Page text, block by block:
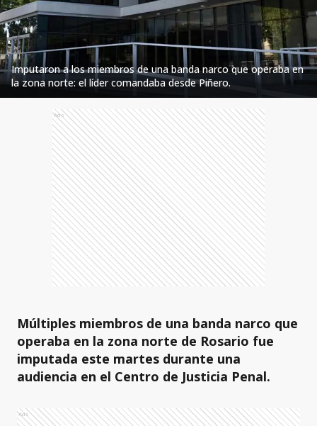
Imputaron a los miembros de una banda narco que operaba en
la zona norte: el líder comandaba desde Piñero.
Ads
Múltiples miembros de una banda narco que
operaba en la zona norte de Rosario fue
imputada este martes durante una
audiencia en el Centro de Justicia Penal.
Ads